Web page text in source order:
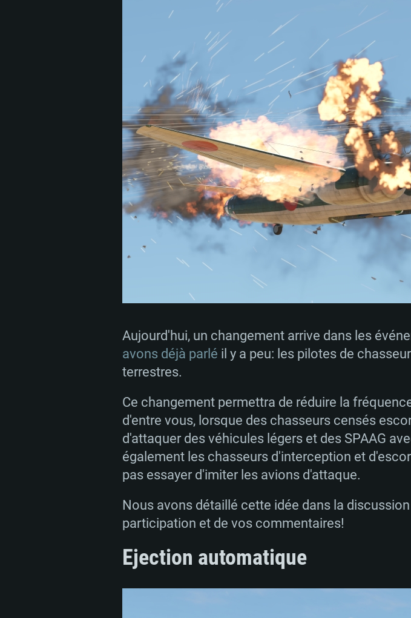
CONFIGURATION
Pour PC
Minimum
OS: Windows 10 (64 bit)
Processeur: Dual-Core 2.2 GHz
Minimum
OS: Mac OS Big Sur 11.0 ou plus récent
Processeur: Core i5, minimum 2.2GHz (Les
Minimum
OS: Les configurations Linux 64 bits les plus
Aujourd'hui, un changement arrive dans les
avons déjà parlé il y a peu: les pilotes de
terrestres.
Ce changement permettra de réduire la
d'entre vous, lorsque des chasseurs censés
d'attaquer des véhicules légers et des SPAAG
également les chasseurs d'interception et
pas essayer d'imiter les avions d'attaque.
Nous avons détaillé cette idée dans la
participation et de vos commentaires!
Ejection automatique